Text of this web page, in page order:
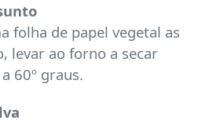
folha de papel vegetal as
levar ao forno a secar
60º graus.